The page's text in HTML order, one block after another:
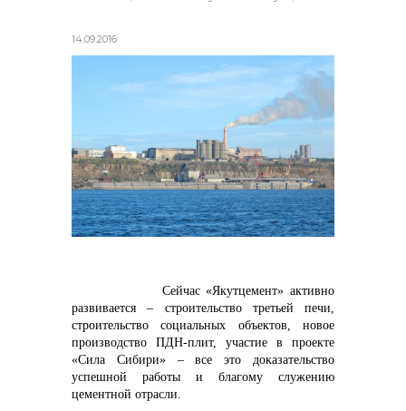
объявленные закупки
реализация неликвидов
14.09.2016
Сейчас «Якутцемент» активно
развивается – строительство третьей печи,
строительство социальных объектов, новое
производство ПДН-плит, участие в проекте
«Сила Сибири» – все это доказательство
успешной работы и благому служению
цементной отрасли.